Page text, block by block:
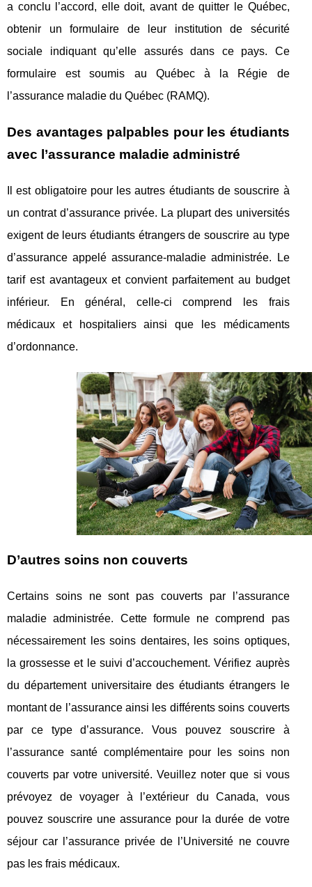
a conclu l’accord, elle doit, avant de quitter le Québec,
obtenir un formulaire de leur institution de sécurité
sociale indiquant qu’elle assurés dans ce pays. Ce
formulaire est soumis au Québec à la Régie de
l’assurance maladie du Québec (RAMQ).
Des avantages palpables pour les étudiants
avec l’assurance maladie administré
Il est obligatoire pour les autres étudiants de souscrire à
un contrat d’assurance privée. La plupart des universités
exigent de leurs étudiants étrangers de souscrire au type
d’assurance appelé assurance-maladie administrée. Le
tarif est avantageux et convient parfaitement au budget
inférieur. En général, celle-ci comprend les frais
médicaux et hospitaliers ainsi que les médicaments
d’ordonnance.
D’autres soins non couverts
Certains soins ne sont pas couverts par l’assurance
maladie administrée. Cette formule ne comprend pas
nécessairement les soins dentaires, les soins optiques,
la grossesse et le suivi d’accouchement. Vérifiez auprès
du département universitaire des étudiants étrangers le
montant de l’assurance ainsi les différents soins couverts
par ce type d’assurance. Vous pouvez souscrire à
l’assurance santé complémentaire pour les soins non
couverts par votre université. Veuillez noter que si vous
prévoyez de voyager à l’extérieur du Canada, vous
pouvez souscrire une assurance pour la durée de votre
séjour car l’assurance privée de l’Université ne couvre
pas les frais médicaux.